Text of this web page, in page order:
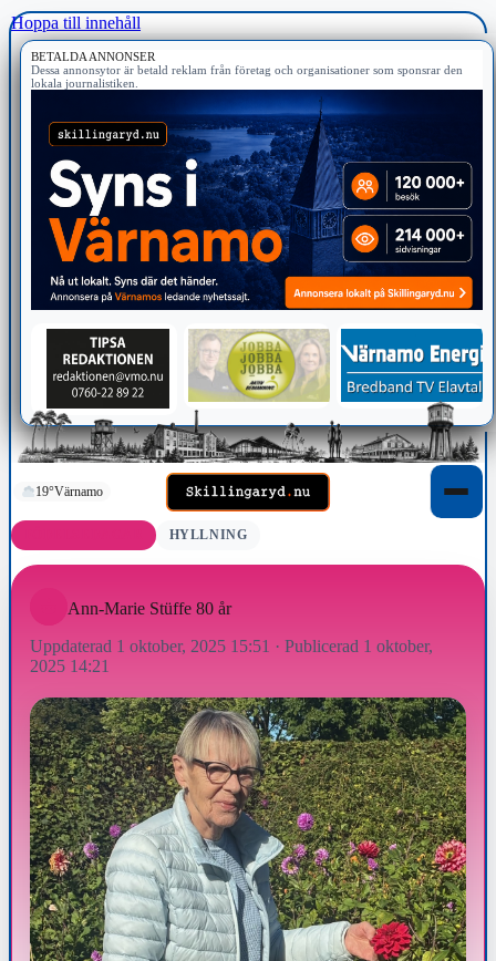
Hoppa till innehåll
BETALDA ANNONSER
Dessa annonsytor är betald reklam från företag och organisationer som sponsrar den
lokala journalistiken.
19°Värnamo
HYLLNING
Ann-Marie Stüffe 80 år
Uppdaterad 1 oktober, 2025 15:51 · Publicerad 1 oktober,
2025 14:21